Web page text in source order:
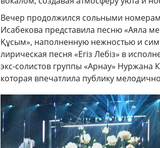
Вечер продолжился сольными
Исабекова представила песню «Аяла
Құсым», наполненную нежностью и
лирическая песня «Егіз Лебіз» в
экс-солистов группы «Арнау» Нуржана
которая впечатлила публику